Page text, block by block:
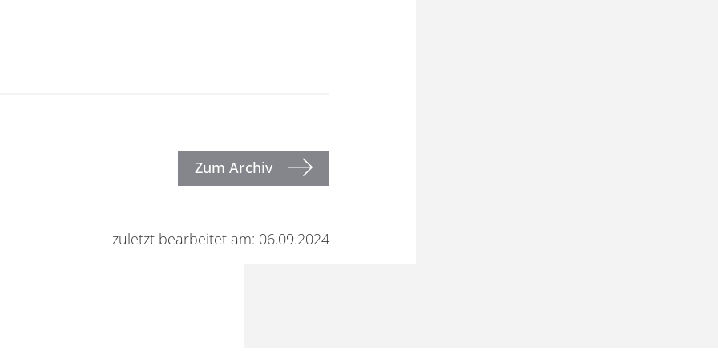
Zum Archiv
zuletzt bearbeitet am: 06.09.2024